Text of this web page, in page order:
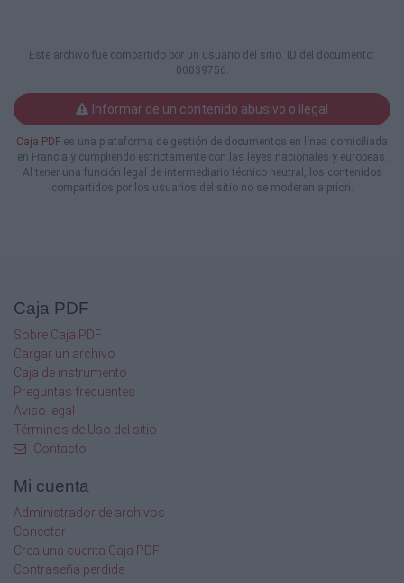
Este archivo fue compartido por un usuario del sitio. ID del documento:
00039756.
Informar de un contenido abusivo o ilegal
Caja PDF es una plataforma de gestión de documentos en línea domiciliada
en Francia y cumpliendo estrictamente con las leyes nacionales y europeas.
Al tener una función legal de intermediario técnico neutral, los contenidos
compartidos por los usuarios del sitio no se moderan a priori.
Caja PDF
Sobre Caja PDF
Cargar un archivo
Caja de instrumento
Preguntas frecuentes
Aviso legal
Términos de Uso del sitio
Contacto
Mi cuenta
Administrador de archivos
Conectar
Crea una cuenta Caja PDF
Contraseña perdida